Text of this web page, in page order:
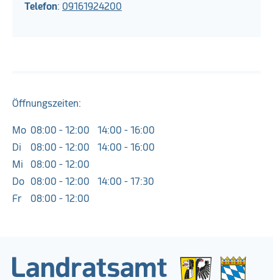
Telefon: 09161924200
Öffnungszeiten:
Mo 08:00 - 12:00
14:00 - 16:00
Di
08:00 - 12:00
14:00 - 16:00
Mi
08:00 - 12:00
Do 08:00 - 12:00
14:00 - 17:30
Fr
08:00 - 12:00